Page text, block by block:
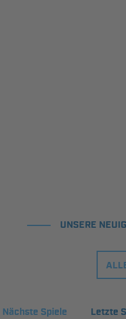
UNSERE
Nächste Spiele Letzte